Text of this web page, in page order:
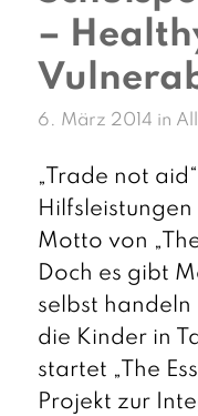
–
6. März 2014 in
„Trade not
Motto von
Doch es gibt
selbst
die Kinder in
startet „The
Projekt zur